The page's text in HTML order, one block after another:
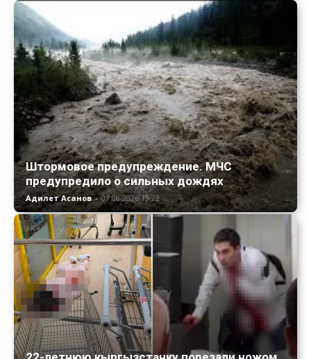
Штормовое предупреждение. МЧС
предупредило о сильных дождях
Адилет Асанов - 07.08.2026 13:22